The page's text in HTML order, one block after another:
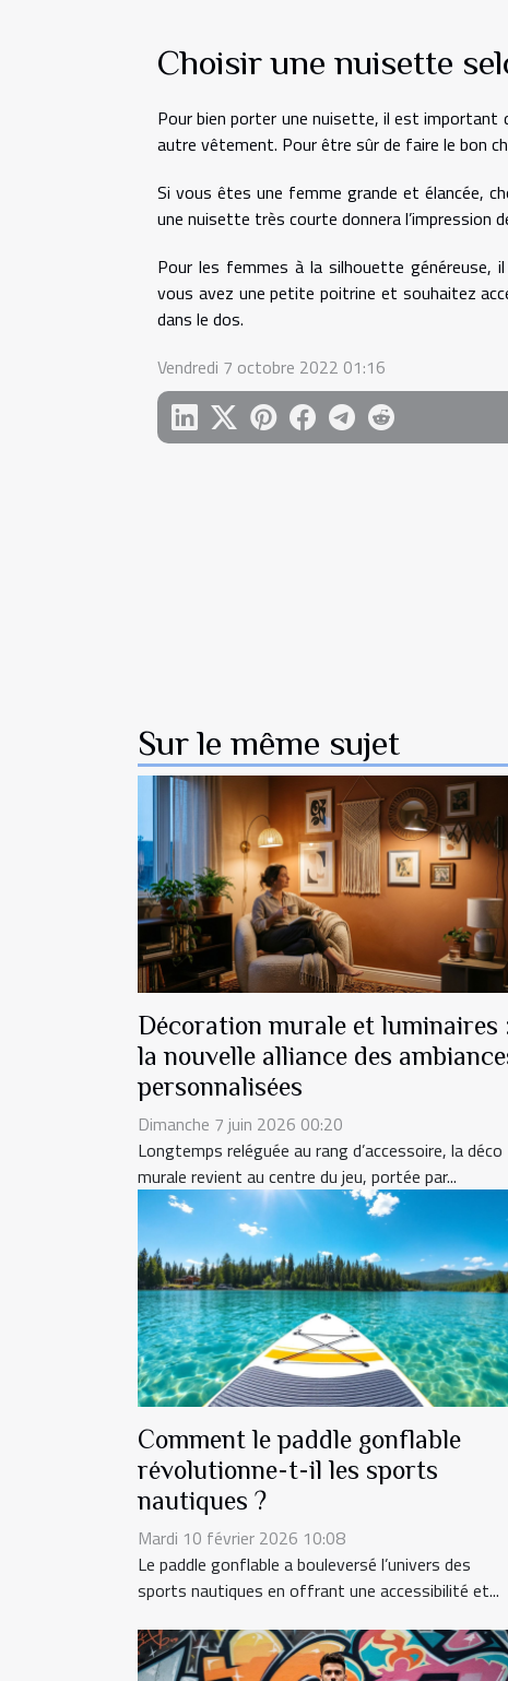
Choisir une nuisette
Pour bien porter une nuisette, il est
autre vêtement. Pour être sûr de faire le bon
Si vous êtes une femme grande et élancée,
une nuisette très courte donnera l’impression
Pour les femmes à la silhouette généreuse,
vous avez une petite poitrine et souhaitez
dans le dos.
Vendredi 7 octobre 2022 01:16
Sur le même sujet
Décoration murale et luminaires
la nouvelle alliance des
personnalisées
Dimanche 7 juin 2026 00:20
Longtemps reléguée au rang d’accessoire, la déco
murale revient au centre du jeu, portée par...
Comment le paddle gonflable
révolutionne-t-il les sports
nautiques ?
Mardi 10 février 2026 10:08
Le paddle gonflable a bouleversé l’univers des
sports nautiques en offrant une accessibilité et...